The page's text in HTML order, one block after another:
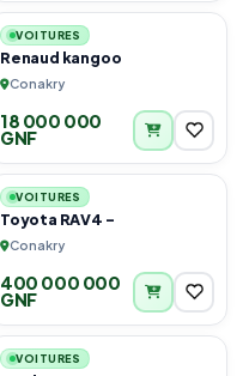
VOITURES
Renaud kangoo
Conakry
18 000 000
GNF
6
VOITURES
Toyota RAV4 -
Conakry
400 000 000
GNF
3
VOITURES